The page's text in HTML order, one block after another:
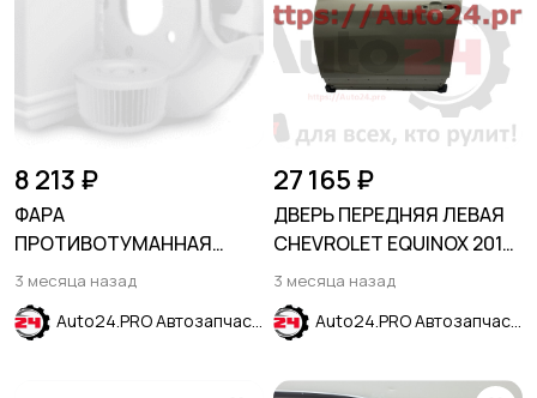
8 213 ₽
ФАРА
ПРОТИВОТУМАННАЯ
ПРАВАЯ FORD EXPLORER
2015-2019
3 месяца назад
Auto24.PRO Автозапчасти
27 165 ₽
ДВЕРЬ ПЕРЕДНЯЯ ЛЕВАЯ
CHEVROLET EQUINOX 2017-
2023
3 месяца назад
Auto24.PRO Автозапчасти